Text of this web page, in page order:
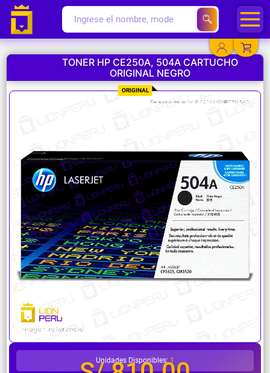
YA EXISTO
SOY NUEVO
¿Necesitas ayuda?
TONER HP CE250A, 504A CARTUCHO
ORIGINAL NEGRO
ORIGINAL
Unidades Disponibles:1